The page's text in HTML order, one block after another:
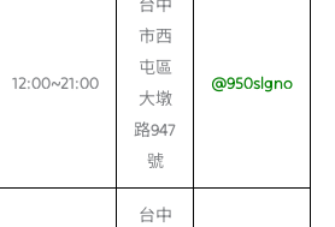
12:00~21:00
台中
市西
屯區
大墩
路947
號
@950slgno
台中